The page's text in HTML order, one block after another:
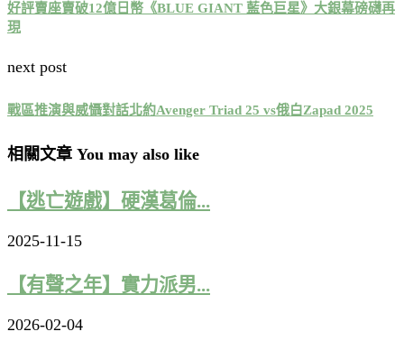
好評賣座賣破12億日幣《BLUE GIANT 藍色巨星》大銀幕磅礴再
現
next post
戰區推演與威懾對話北約Avenger Triad 25 vs俄白Zapad 2025
相關文章 You may also like
【逃亡遊戲】硬漢葛倫...
2025-11-15
【有聲之年】實力派男...
2026-02-04